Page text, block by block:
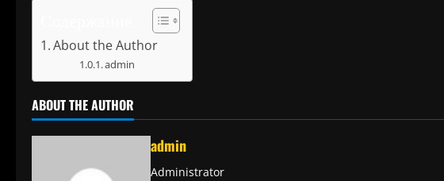
About the Author
admin
ABOUT THE AUTHOR
admin
Administrator